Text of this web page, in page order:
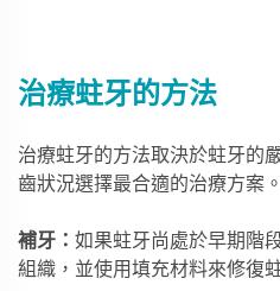
治療蛀牙的方法
治療蛀牙的方法取決於蛀牙的
齒狀況選擇最合適的治療方案。
補牙： 如果蛀牙尚處於早期階
組織，並使用填充材料來修復